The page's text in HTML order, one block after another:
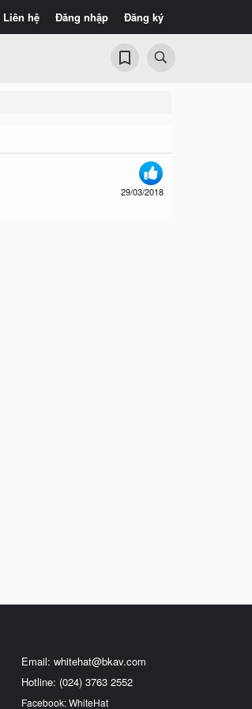
Liên hệ Đăng nhập Đăng ký
29/03/2018
Email: whitehat@bkav.com
Hotline: (024) 3763 2552
Facebook: WhiteHat